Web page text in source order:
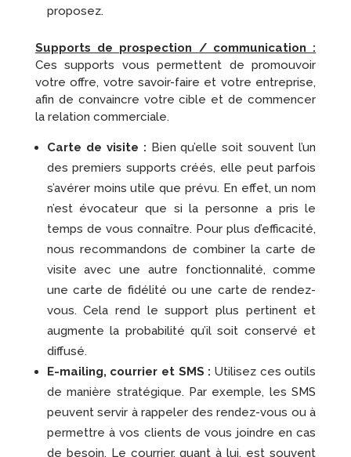
proposez.
Supports de prospection / communication :
Ces supports vous permettent de promouvoir
votre offre, votre savoir-faire et votre entreprise,
afin de convaincre votre cible et de commencer
la relation commerciale.
Carte de visite : Bien qu’elle soit souvent l’un
des premiers supports créés, elle peut parfois
s’avérer moins utile que prévu. En effet, un nom
n’est évocateur que si la personne a pris le
temps de vous connaître. Pour plus d’efficacité,
nous recommandons de combiner la carte de
visite avec une autre fonctionnalité, comme
une carte de fidélité ou une carte de rendez-
vous. Cela rend le support plus pertinent et
augmente la probabilité qu’il soit conservé et
diffusé.
E-mailing, courrier et SMS : Utilisez ces outils
de manière stratégique. Par exemple, les SMS
peuvent servir à rappeler des rendez-vous ou à
permettre à vos clients de vous joindre en cas
de besoin. Le courrier, quant à lui, est souvent